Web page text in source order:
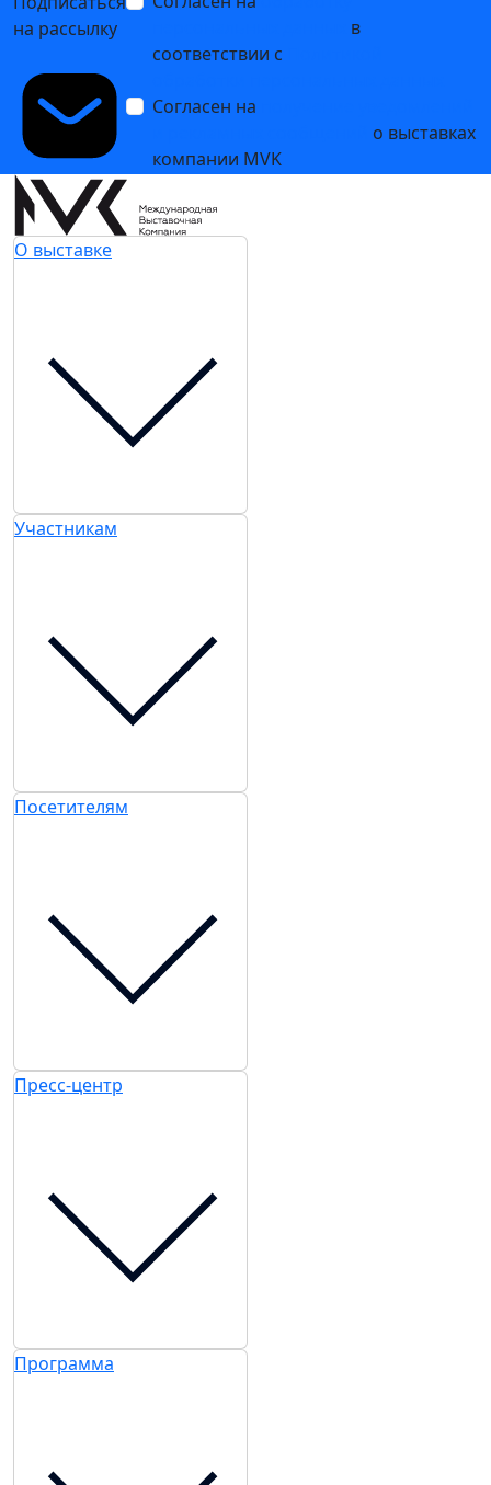
на рассылку
в
соответствии с
Согласен на
о выставках
компании MVK
О выставке
Участникам
Посетителям
Пресс-центр
Программа